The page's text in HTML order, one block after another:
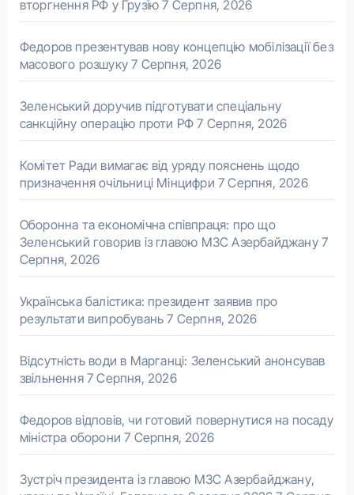
вторгнення РФ у Грузію 7 Серпня, 2026
Федоров презентував нову концепцію мобілізації без
масового розшуку 7 Серпня, 2026
Зеленський доручив підготувати спеціальну
санкційну операцію проти РФ 7 Серпня, 2026
Комітет Ради вимагає від уряду пояснень щодо
призначення очільниці Мінцифри 7 Серпня, 2026
Оборонна та економічна співпраця: про що
Зеленський говорив із главою МЗС Азербайджану 7
Серпня, 2026
Українська балістика: президент заявив про
результати випробувань 7 Серпня, 2026
Відсутність води в Марганці: Зеленський анонсував
звільнення 7 Серпня, 2026
Федоров відповів, чи готовий повернутися на посаду
міністра оборони 7 Серпня, 2026
Зустріч президента із главою МЗС Азербайджану,